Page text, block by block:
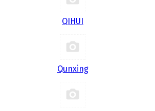
QIHUI
Qunxing